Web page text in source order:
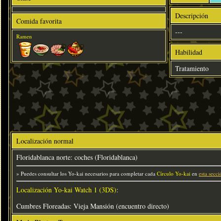
Comida favorita
Ramen
Descripción
---
Habilidad
Tratamiento
Localización normal
Floridablanca norte: coches (Floridablanca)
» Puedes consultar los Yo-kai necesarios para completar cada Círculo Yo-kai en esta
Localización Yo-kai Watch 1 (3DS):
Cumbres Floreadas: Vieja Mansión (encuentro directo)